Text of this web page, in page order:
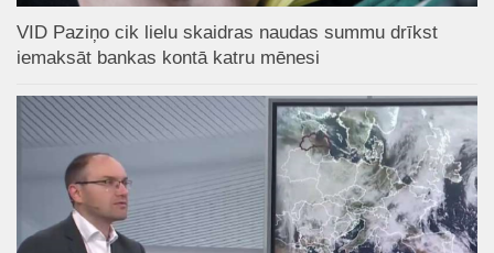
VID Paziņo cik lielu skaidras naudas summu drīkst
iemaksāt bankas kontā katru mēnesi